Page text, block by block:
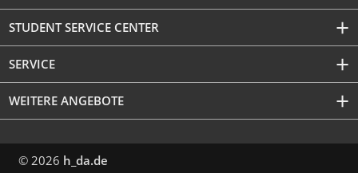
STUDENT SERVICE CENTER
SERVICE
WEITERE ANGEBOTE
© 2026 h_da.de